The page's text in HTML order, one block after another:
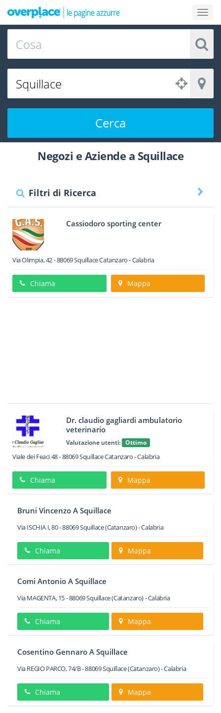
Cerca
Negozi e Aziende a Squillace
Filtri di Ricerca
Cassiodoro sporting center
Via Olimpia, 42-88069SquillaceCatanzaro -Calabria
Chiama Mappa
Dr. claudio gagliardi ambulatorio
veterinario
Valutazione utenti: Ottimo
Viale dei Feaci 48-88069SquillaceCatanzaro -Calabria
Chiama Mappa
Bruni Vincenzo A Squillace
Via ISCHIA I, 80-88069Squillace(Catanzaro) -Calabria
Chiama Mappa
Comi Antonio A Squillace
Via MAGENTA, 15-88069Squillace(Catanzaro) -Calabria
Chiama Mappa
Cosentino Gennaro A Squillace
Via REGIO PARCO, 74/B-88069Squillace(Catanzaro) -Calabria
Chiama Mappa